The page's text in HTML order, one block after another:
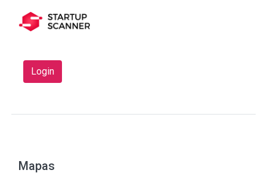
Login
Mapas